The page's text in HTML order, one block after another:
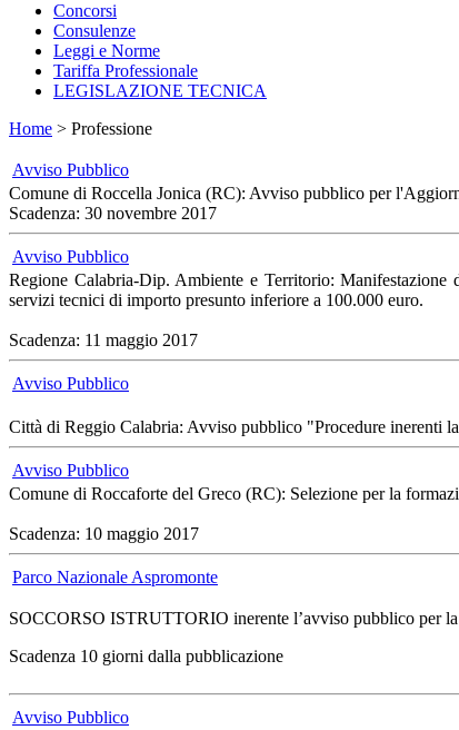
Concorsi
Consulenze
Leggi e Norme
Tariffa Professionale
LEGISLAZIONE TECNICA
Home > Professione
Avviso Pubblico
Comune di Roccella Jonica (RC): Avviso pubblico per
Scadenza: 30 novembre 2017
Avviso Pubblico
Regione Calabria-Dip. Ambiente e Territorio:
servizi tecnici di importo presunto inferiore a 100.000 euro.
Scadenza: 11 maggio 2017
Avviso Pubblico
Città di Reggio Calabria: Avviso pubblico "Procedure inerenti
Avviso Pubblico
Comune di Roccaforte del Greco (RC): Selezione per la
Scadenza: 10 maggio 2017
Parco Nazionale Aspromonte
SOCCORSO ISTRUTTORIO inerente l’avviso pubblico per
Scadenza 10 giorni dalla pubblicazione
Avviso Pubblico